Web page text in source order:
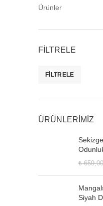
Ürünler
FİLTRELE
En düşük fiyat
En yüksek fiyat
FILTRELE
ÜRÜNLERİMİZ
₺659,00
Siyah